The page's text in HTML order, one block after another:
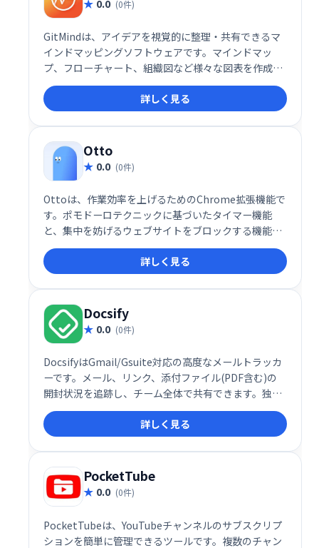
0.0 (0件)
GitMindは、アイデアを視覚的に整理・共有できるマ
インドマッピングソフトウェアです。マインドマッ
プ、フローチャート、組織図など様々な図表を作成で
き、思考の整理やチームでのブレインストーミングに
最適
詳しく見る
Otto
0.0 (0件)
Ottoは、作業効率を上げるためのChrome拡張機能で
す。ポモドーロテクニックに基づいたタイマー機能
と、集中を妨げるウェブサイトをブロックする機能を
搭載。作業時間と休憩時間を管理し、生産性を維持し
たい方におすすめです。詳しく見る
Docsify
0.0 (0件)
DocsifyはGmail/Gsuite対応の高度なメールトラッカ
ーです。メール、リンク、添付ファイル(PDF含む)の
開封状況を追跡し、チーム全体で共有できます。独自
のテキストショートカットでテンプレートを作成、チ
ームメンバーの生産性も把握可能です。過払いなしで
利用でき、チームワークの向上と業務効率化を支援し
ます。
詳しく見る
PocketTube
0.0 (0件)
PocketTubeは、YouTubeチャンネルのサブスクリプ
ションを簡単に管理できるツールです。複数のチャン